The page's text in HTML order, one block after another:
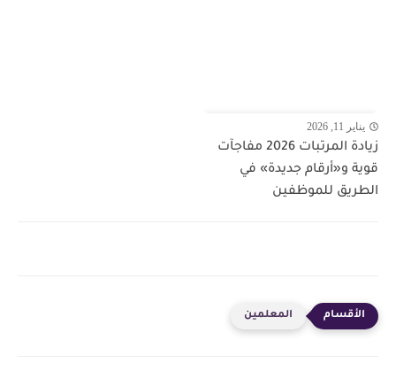
يناير 11, 2026
زيادة المرتبات 2026 مفاجآت
قوية و«أرقام جديدة» في
الطريق للموظفين
المعلمين